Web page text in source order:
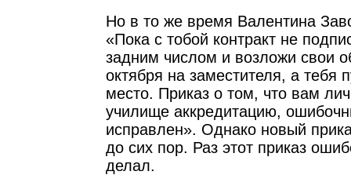
Но в то же время Валентина
«Пока с тобой контракт не
задним числом и возложи свои
октября на заместителя, а тебя
место. Приказ о том, что вам
училище аккредитацию,
исправлен». Однако новый
до сих пор. Раз этот приказ
делал.